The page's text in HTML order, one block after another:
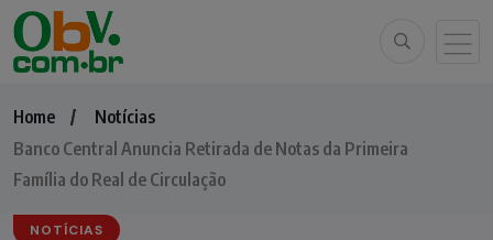
Home
Notícias
Banco Central Anuncia Retirada de Notas da Primeira
Família do Real de Circulação
NOTÍCIAS